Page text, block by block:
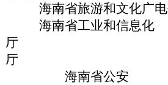
海南省旅游和文化广
海南省工业和信息化
厅
厅
海南省公安